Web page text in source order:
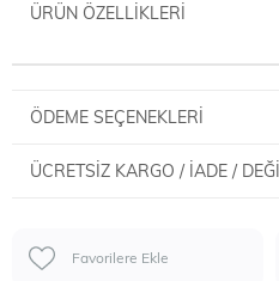
ÜRÜN ÖZELLIKLERI
ÖDEME SEÇENEKLERI
ÜCRETSIZ KARGO / İADE /
Favorilere Ekle